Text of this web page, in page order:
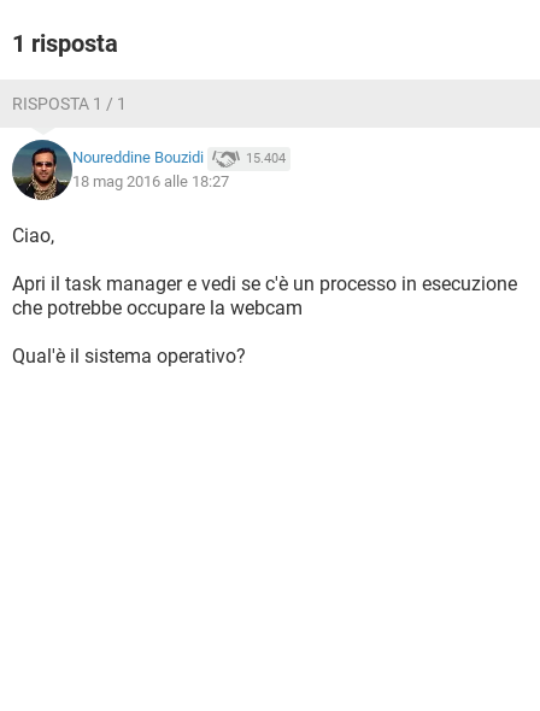
1 risposta
RISPOSTA 1 / 1
Noureddine Bouzidi 15.404
18 mag 2016 alle 18:27
Ciao,
Apri il task manager e vedi se c'è un processo in esecuzione
che potrebbe occupare la webcam
Qual'è il sistema operativo?